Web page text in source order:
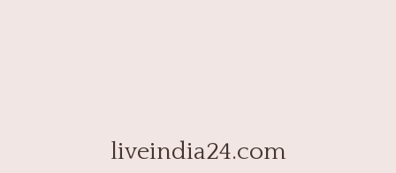
liveindia24.com